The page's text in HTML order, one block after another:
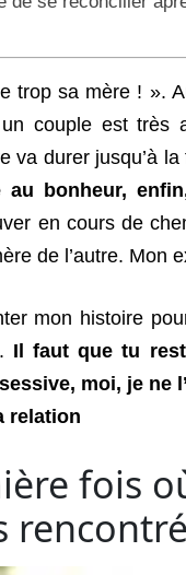
trop sa mère ! ».
couple est très
va durer jusqu’à
au bonheur,
en cours de
de l’autre. Mon
mon histoire
Il faut que tu
moi, je ne
relation
fois